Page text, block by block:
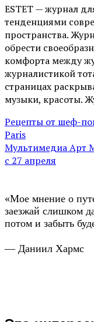
ESTET — журнал
тенденциями
пространства.
обрести
комфорта между
журналистикой
страницах
музыки, красоты.
Рецепты от шеф-
Paris
Мультимедиа Арт
с 27 апреля
«Мое мнение о
заезжай слишком
потом и забыть
— Даниил Хармс